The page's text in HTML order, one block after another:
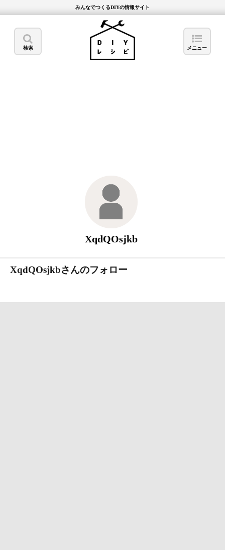
みんなでつくるDIYの情報サイト
検索 メニュー
XqdQOsjkb
XqdQOsjkbさんのフォロー